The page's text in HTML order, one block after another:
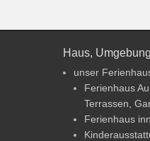
Haus,
unser
Ferienhaus
Terrassen,
Ferienhaus